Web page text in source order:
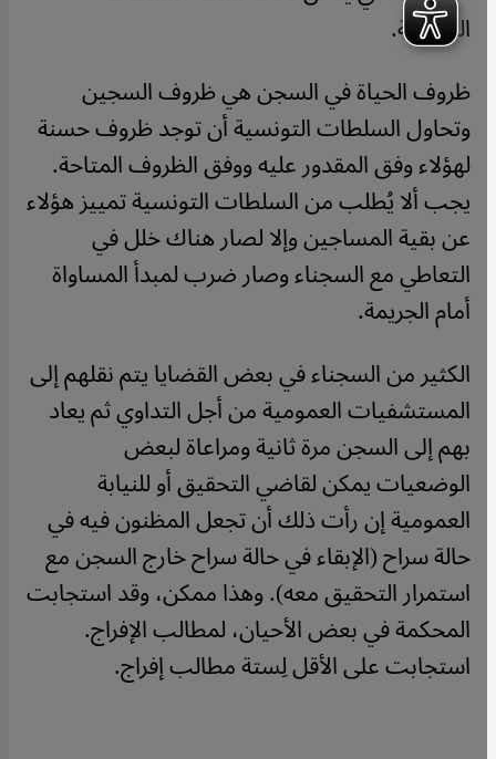
السجنية.
ظروف الحياة في السجن هي ظروف السجين
وتحاول السلطات التونسية أن توجد ظروف حسنة
لهؤلاء وفق المقدور عليه ووفق الظروف المتاحة.
يجب ألا يُطلب من السلطات التونسية تمييز هؤلاء
عن بقية المساجين وإلا لصار هناك خلل في
التعاطي مع السجناء وصار ضرب لمبدأ المساواة
أمام الجريمة.
الكثير من السجناء في بعض القضايا يتم نقلهم إلى
المستشفيات العمومية من أجل التداوي ثم يعاد
بهم إلى السجن مرة ثانية ومراعاة لبعض
الوضعيات يمكن لقاضي التحقيق أو للنيابة
العمومية إن رأت ذلك أن تجعل المظنون فيه في
حالة سراح (الإبقاء في حالة سراح خارج السجن مع
استمرار التحقيق معه). وهذا ممكن، وقد استجابت
المحكمة في بعض الأحيان، لمطالب الإفراج.
استجابت على الأقل لِستة مطالب إفراج.